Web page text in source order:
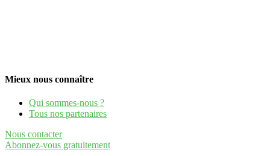
Mieux nous connaître
Qui sommes-nous ?
Tous nos partenaires
Nous contacter
Abonnez-vous gratuitement